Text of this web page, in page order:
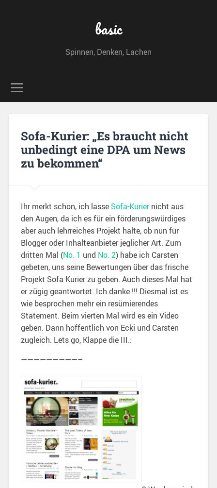
basic
Spinnen, Denken, Lachen
Sofa-Kurier: „Es braucht nicht
unbedingt eine DPA um News
zu bekommen“
Ihr merkt schon, ich lasse Sofa-Kuriernicht aus
den Augen, da ich es für ein förderungswürdiges
aber auch lehrreiches Projekt halte, ob nun für
Blogger oder Inhalteanbieter jeglicher Art. Zum
dritten Mal (No. 1 und No. 2) habe ich Carsten
gebeten, uns seine Bewertungen über das frische
Projekt Sofa Kurier zu geben. Auch dieses Mal hat
er zügig geantwortet. Ich danke !!! Diesmal ist es
wie besprochen mehr ein resümierendes
Statement. Beim vierten Mal wird es ein Video
geben. Dann hoffentlich von Ecki und Carsten
zugleich. Lets go, Klappe die III.:
—————————–